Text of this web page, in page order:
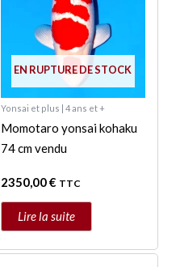
EN RUPTURE DE STOCK
Yonsai et plus | 4 ans et +
Momotaro yonsai kohaku
74 cm vendu
2350,00€ TTC
Lire la suite